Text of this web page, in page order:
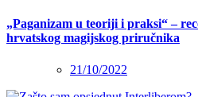
„Paganizam u teoriji i praksi“ –
hrvatskog magijskog priručnika
21/10/2022